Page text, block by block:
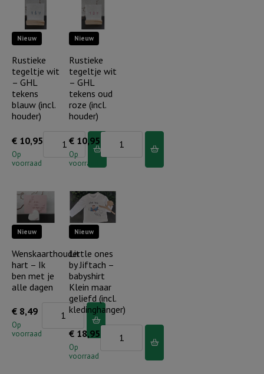
tekens
grijs
(incl.
aantal
tekens
(incl.
houder)
aantal
Nieuw
Rustieke
tegeltje wit
– GHL
tekens
blauw (incl.
houder)
€ 10,95
Op
voorraad
Rustieke
tegeltje
tekens
(incl.
houder)
aantal
Nieuw
Rustieke
tegeltje wit
– GHL
tekens oud
roze (incl.
houder)
€ 10,95
Op
voorraad
Rustieke
tegeltje
wit
GHL
tekens
roze
(incl.
houder)
aantal
Nieuw
Wenskaarthouder
hart – Ik
ben met je
alle dagen
€ 8,49
Op
voorraad
Wenskaarthouder
Nieuw
Little ones
by Jiftach –
babyshirt
Klein maar
geliefd (incl.
kledinghanger)
€ 18,95
Op
voorraad
Little